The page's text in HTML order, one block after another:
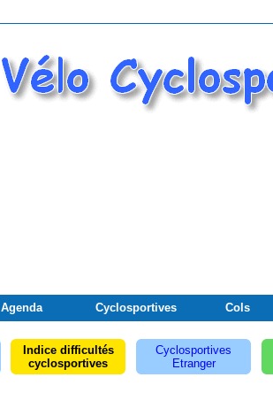
Agenda Cyclosportives Cols
Indice difficultés
cyclosportives
Cyclosportives
Etranger